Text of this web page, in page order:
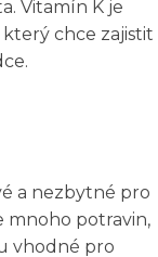
Vitamín K je
chce zajistit
a nezbytné pro
mnoho potravin,
vhodné pro